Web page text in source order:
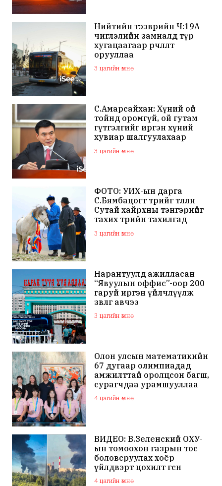
Нийтийн тээврийн Ч:19А
чиглэлийн замналд түр
хугацаагаар өөрчлөлт
орууллаа
3 цагийн өмнө
С.Амарсайхан: Хүний ой
тойнд оромгүй, ой гутам
гүтгэлгийг иргэн хүний
хувиар шалгуулахаар
хуулийн байгууллагад
хандсан
3 цагийн өмнө
ФОТО: УИХ-ын дарга
С.Бямбацогт төрийг төлөөлөн
Сутай хайрхны тэнгэрийг
тахих төрийн тахилгад
оролцлоо
3 цагийн өмнө
Нарантуулд ажилласан
“Явуулын оффис”-оор 200
гаруй иргэн үйлчлүүлж
зөвлөгөө авчээ
3 цагийн өмнө
Олон улсын математикийн
67 дугаар олимпиадад
амжилттай оролцсон багш,
сурагчдаа урамшууллаа
4 цагийн өмнө
ВИДЕО: В.Зеленский ОХУ-
ын томоохон газрын тос
боловсруулах хоёр
үйлдвэрт цохилт өгснөө
мэдэгдлээ
4 цагийн өмнө